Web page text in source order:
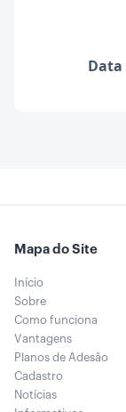
Data
Mapa do Site
Início
Sobre
Como funciona
Vantagens
Planos de Adesão
Cadastro
Notícias